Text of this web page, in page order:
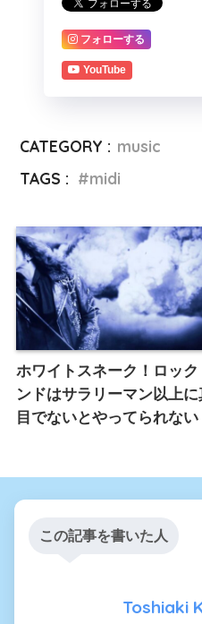
フォローする
YouTube
CATEGORY : music
TAGS :
midi
ホワイトスネーク！ロック
ンドはサラリーマン以上
目でないとやってられない
この記事を書いた人
Toshiaki